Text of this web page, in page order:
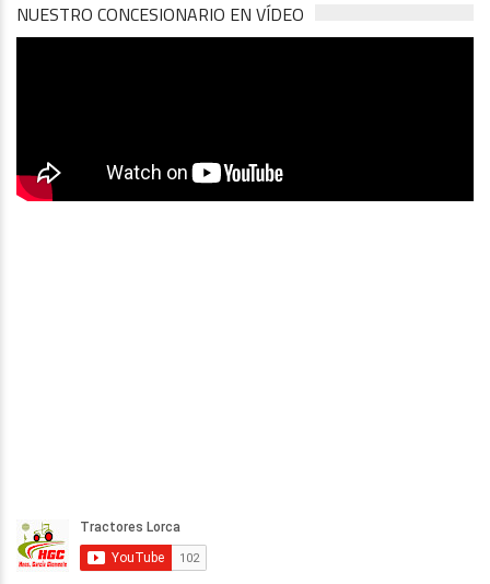
NUESTRO CONCESIONARIO EN VÍDEO